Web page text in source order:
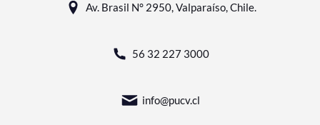
Av. Brasil N° 2950, Valparaíso, Chile.
56 32 227 3000
info@pucv.cl